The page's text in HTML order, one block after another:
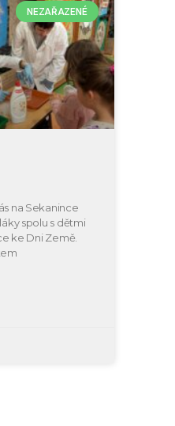
NEZAŘAZENÉ
na Sekanince
spolu s dětmi
ke Dni Země.